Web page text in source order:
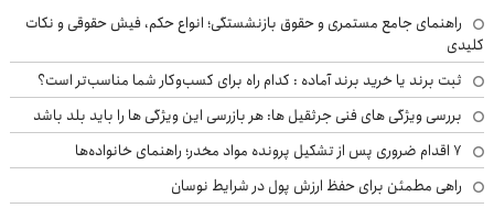
راهنمای جامع مستمری و حقوق بازنشستگی؛ انواع حکم، فیش حقوقی و نکات
کلیدی
ثبت برند یا خرید برند آماده : کدام راه برای کسب‌وکار شما مناسب‌تر است؟
بررسی ویژگی های فنی جرثقیل ها: هر بازرسی این ویژگی ها را باید بلد باشد
۷ اقدام ضروری پس از تشکیل پرونده مواد مخدر؛ راهنمای خانواده‌ها
راهی مطمئن برای حفظ ارزش پول در شرایط نوسان